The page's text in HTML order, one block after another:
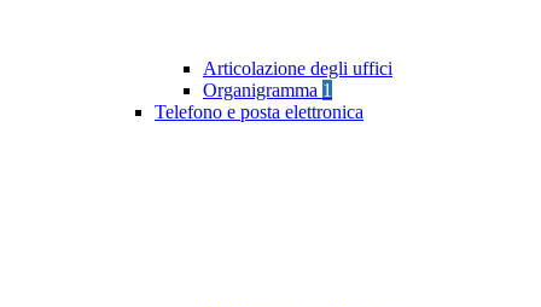
Articolazione degli uffici
Organigramma 1
Telefono e posta elettronica